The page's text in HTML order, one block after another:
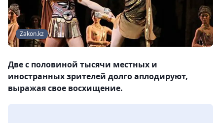
Zakon.kz
Две с половиной тысячи местных и
иностранных зрителей долго аплодируют,
выражая свое восхищение.